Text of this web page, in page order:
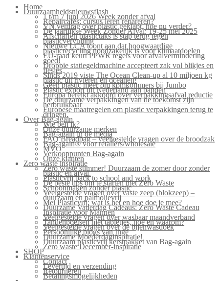
Home
Duurzaamheidsnieuwsflash
1 t/m 7 juni 2026 Week zonder afval
Repaircafés: cursus leren repareren?
VN verdrag over plastic geklapt, hoe nu verder?
De jaarlijkse Week Zonder Afval: 19-25 mei 2025
Afschaffen plastictaks is stap terug tegen
plasticvervuiling
Nieuwe LCA toont aan dat hoogwaardige
plasticrecycling noodzakelijk is voor klimaatdoelen
EU-raad keurt PPWR regels voor afvalvermindering
goed!
Droppie statiegeldmachine accepteert zak vol blikjes en
flesjes
Sinds 2019 viste The Ocean Clean-up al 10 miljoen kg
plastic uit rivieren en oceanen!
Geen plastic meer om komkommers bij Jumbo
Plastic export uit Nederland aan banden
Europa bereikt akkoord over verpakkingsafval reductie
De duurzame verpakkingen van de toekomst zijn
herbruikbaar
Europese maatregelen om plastic verpakkingen terug te
dringen.
Over Bag-again
Wie ben ik?
Onze duurzame merken
Bag-again in de media
FAQ Breadbag – veelgestelde vragen over de broodzak
Bag-again® voor retailers/wholesale
MVO
Verkooppunten Bag-again
Onze klanten
Zero waste inspiratie
Zero waste summer! Duurzaam de zomer door zonder
plastic en afval.
Plasticvrij back to school and work
De beste tips om te starten met Zero Waste
Schoonmaken zonder plastic
Veelgestelde vragen over vaste zeep (blokzeep) –
duurzaam en palmolievrij
Mei Plasticvrij: wat is het en hoe doe je mee?
Duurzame Vaderdag Cadeaus: Zero Waste Cadeau
Inspiratie voor Mannen
Veelgestelde vragen over wasbaar maandverband
Tandenpoetsen met tabletjes, hoe en waarom?
Veelgestelde vragen over de bijenwasdoek
Persoonlijke blogs van Inge
Duurzame Moederdaginspiratie!
Duurzaam plasticvrij kerstpakket van Bag-again
Zero waste December-inspiratie
SHOP
Klantenservice
Contact
Levertijd en verzending
Retourneren
Betalingsmogelijkheden